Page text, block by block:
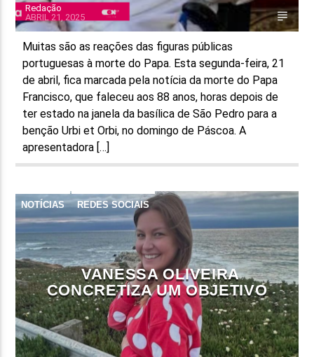
Redação
ABRIL 21, 2025
Muitas são as reações das figuras públicas
portuguesas à morte do Papa. Esta segunda-feira, 21
de abril, fica marcada pela notícia da morte do Papa
Francisco, que faleceu aos 88 anos, horas depois de
ter estado na janela da basílica de São Pedro para a
benção Urbi et Orbi, no domingo de Páscoa. A
apresentadora […]
NOTÍCIAS REDES SOCIAIS
VANESSA OLIVEIRA
CONCRETIZA UM OBJETIVO